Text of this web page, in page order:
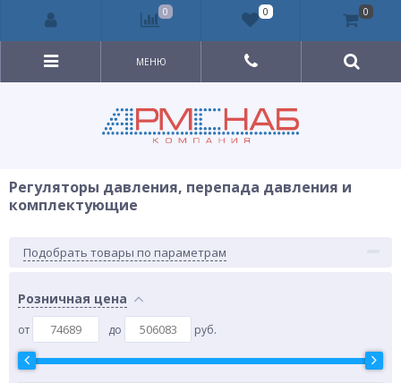
МЕНЮ
Регуляторы давления, перепада давления и
комплектующие
Подобрать товары по параметрам
Розничная цена
от до руб.
0 0 0